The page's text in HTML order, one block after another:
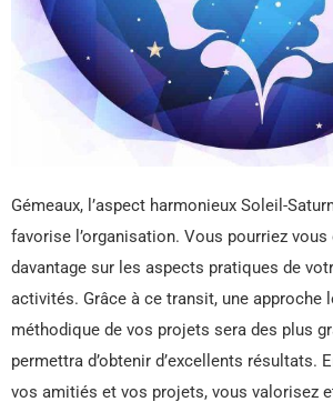
Gémeaux, l’aspect harmonieux Soleil-
favorise l’organisation. Vous pourriez
davantage sur les aspects pratiques de
activités. Grâce à ce transit, une approche
méthodique de vos projets sera des plus
permettra d’obtenir d’excellents résultats.
vos amitiés et vos projets, vous valorisez